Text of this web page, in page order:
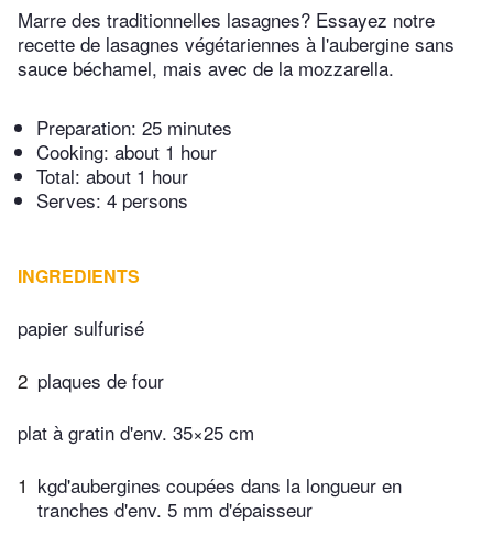
Marre des traditionnelles lasagnes? Essayez notre
recette de lasagnes végétariennes à l'aubergine sans
sauce béchamel, mais avec de la mozzarella.
Preparation: 25 minutes
Cooking: about 1 hour
Total: about 1 hour
Serves: 4 persons
INGREDIENTS
papier sulfurisé
2 plaques de four
plat à gratin d'env. 35×25 cm
1 kgd'aubergines coupées dans la longueur en
tranches d'env. 5 mm d'épaisseur